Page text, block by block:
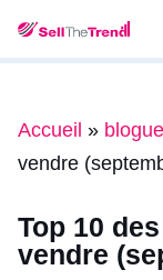
Accueil »
vendre
Top 10
vendre